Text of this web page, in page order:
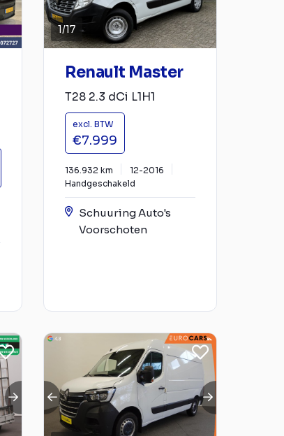
1/17
Renault Master
T28 2.3 dCi L1H1
excl. BTW
€7.999
136.932 km
12-2016
Handgeschakeld
Schuuring Auto's
Voorschoten